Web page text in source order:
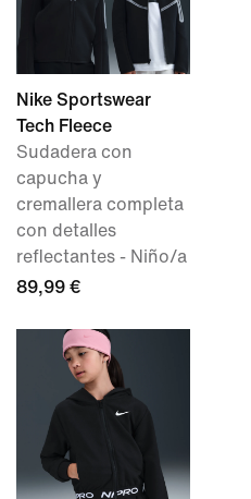
Nike Sportswear
Tech Fleece
Sudadera con
capucha y
cremallera completa
con detalles
reflectantes - Niño/a
89,99 €